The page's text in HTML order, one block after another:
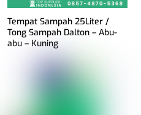
Tempat Sampah 25Liter /
Tong Sampah Dalton – Abu-
abu – Kuning